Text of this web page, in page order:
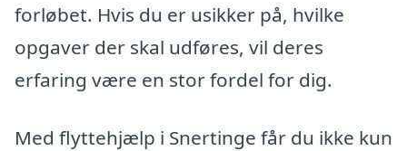
forløbet. Hvis du er usikker på, hvilke
opgaver der skal udføres, vil deres
erfaring være en stor fordel for dig.
Med flyttehjælp i Snertinge får du ikke kun